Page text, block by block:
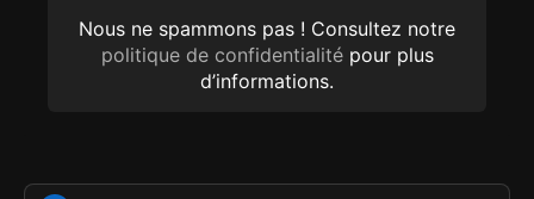
Nous ne spammons pas ! Consultez notre
politique de confidentialitépour plus
d’informations.